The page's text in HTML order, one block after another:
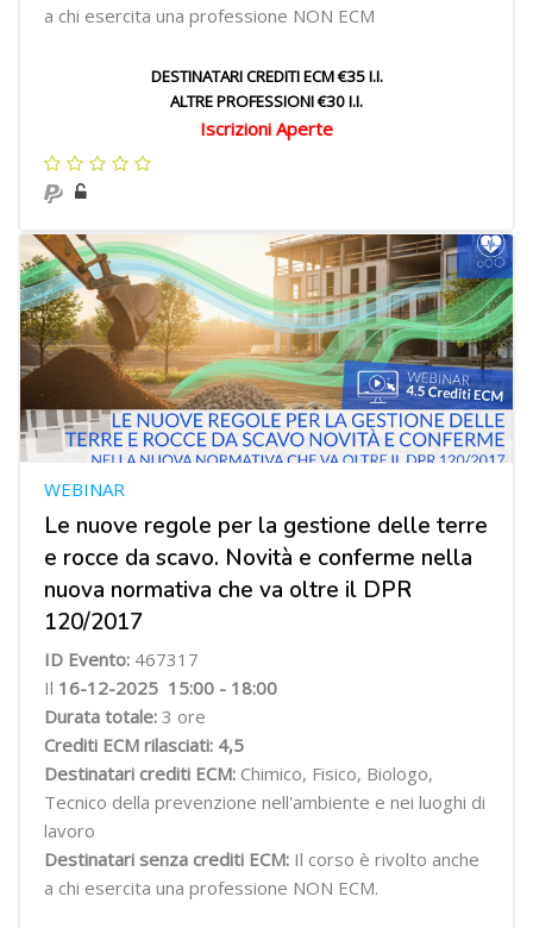
a chi esercita una professione NON ECM
DESTINATARI CREDITI ECM €35 I.I.
ALTRE PROFESSIONI €30 I.I.
Iscrizioni Aperte
Le nuove regole per la gestione delle terre
e rocce da scavo. Novità e conferme nella
nuova normativa che va oltre il DPR
120/2017
WEBINAR
ID Evento: 467317
Il 16-12-2025 15:00 - 18:00
Durata totale: 3 ore
Crediti ECM rilasciati: 4,5
Destinatari crediti ECM: Chimico, Fisico, Biologo,
Tecnico della prevenzione nell'ambiente e nei luoghi di
lavoro
Destinatari senza crediti ECM: Il corso è rivolto anche
a chi esercita una professione NON ECM.